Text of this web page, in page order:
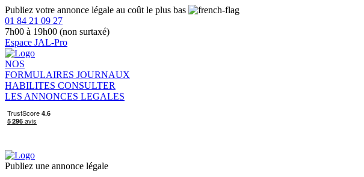
Publiez votre annonce légale au coût le plus bas
01 84 21 09 27
7h00 à 19h00 (non surtaxé)
Espace JAL-Pro
NOS
FORMULAIRES JOURNAUX
HABILITES CONSULTER
LES ANNONCES LEGALES
Publiez une annonce légale